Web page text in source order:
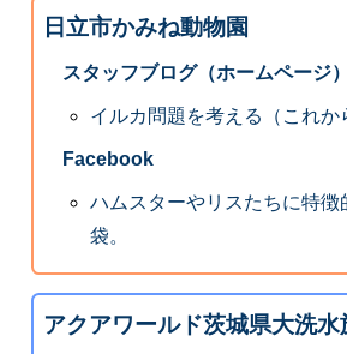
日立市かみね動物園
スタッフブログ（ホームページ）
イルカ問題を考える（これか
Facebook
ハムスターやリスたちに特徴
袋。
アクアワールド茨城県大洗水